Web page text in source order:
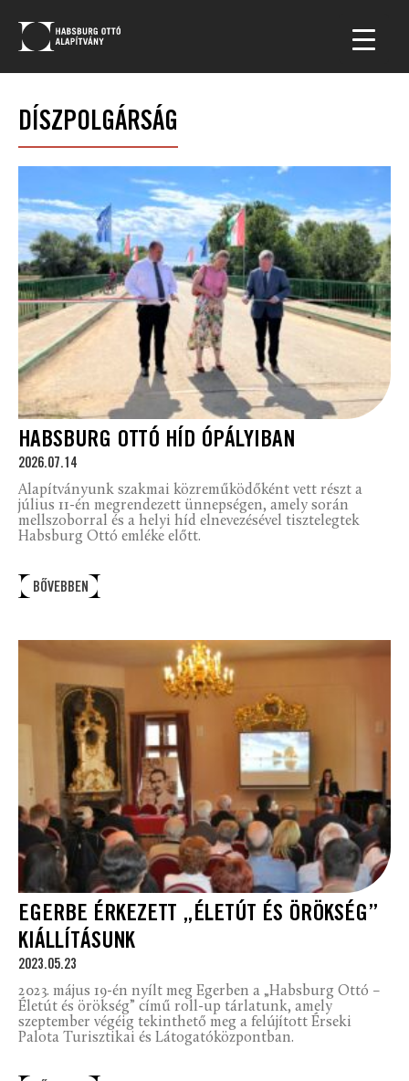
DÍSZPOLGÁRSÁG
HABSBURG OTTÓ HÍD ÓPÁLYIBAN
2026.07.14
Alapítványunk szakmai közreműködőként vett részt a
július 11-én megrendezett ünnepségen, amely során
mellszoborral és a helyi híd elnevezésével tisztelegtek
Habsburg Ottó emléke előtt.
BŐVEBBEN
EGERBE ÉRKEZETT „ÉLETÚT ÉS ÖRÖKSÉG”
KIÁLLÍTÁSUNK
2023.05.23
2023. május 19-én nyílt meg Egerben a „Habsburg Ottó –
Életút és örökség” című roll-up tárlatunk, amely
szeptember végéig tekinthető meg a felújított Érseki
Palota Turisztikai és Látogatóközpontban.